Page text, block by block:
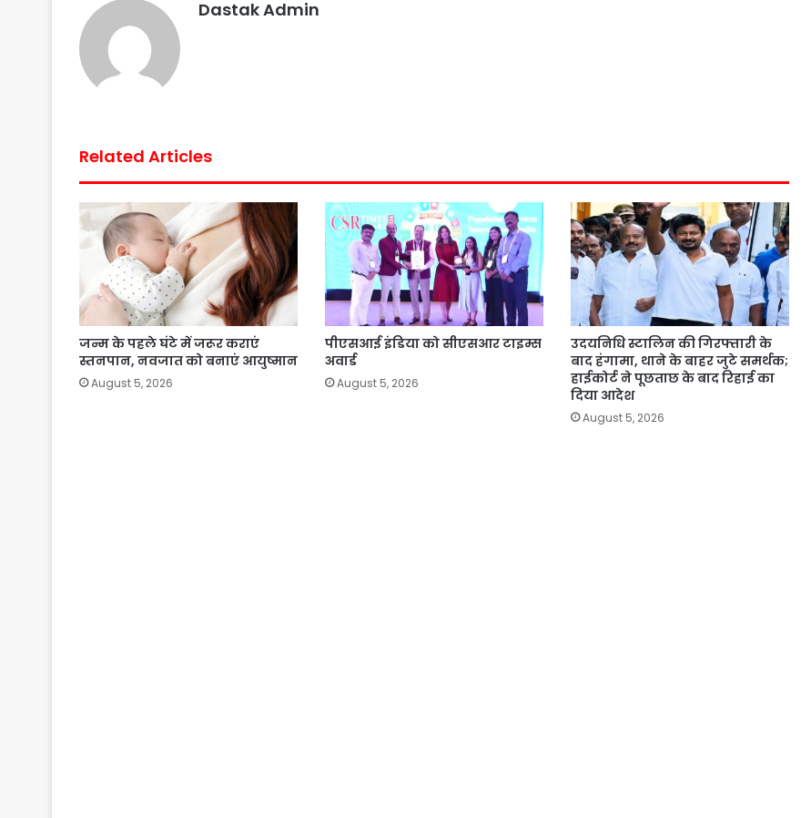
s
Dastak Admin
Related Articles
जन्म के पहले घंटे में जरूर कराएं
स्तनपान, नवजात को बनाएं आयुष्मान
August 5, 2026
पीएसआई इंडिया को सीएसआर टाइम्स
अवार्ड
August 5, 2026
उदयनिधि स्टालिन की गिरफ्तारी के
बाद हंगामा, थाने के बाहर जुटे समर्थक;
हाईकोर्ट ने पूछताछ के बाद रिहाई का
दिया आदेश
August 5, 2026